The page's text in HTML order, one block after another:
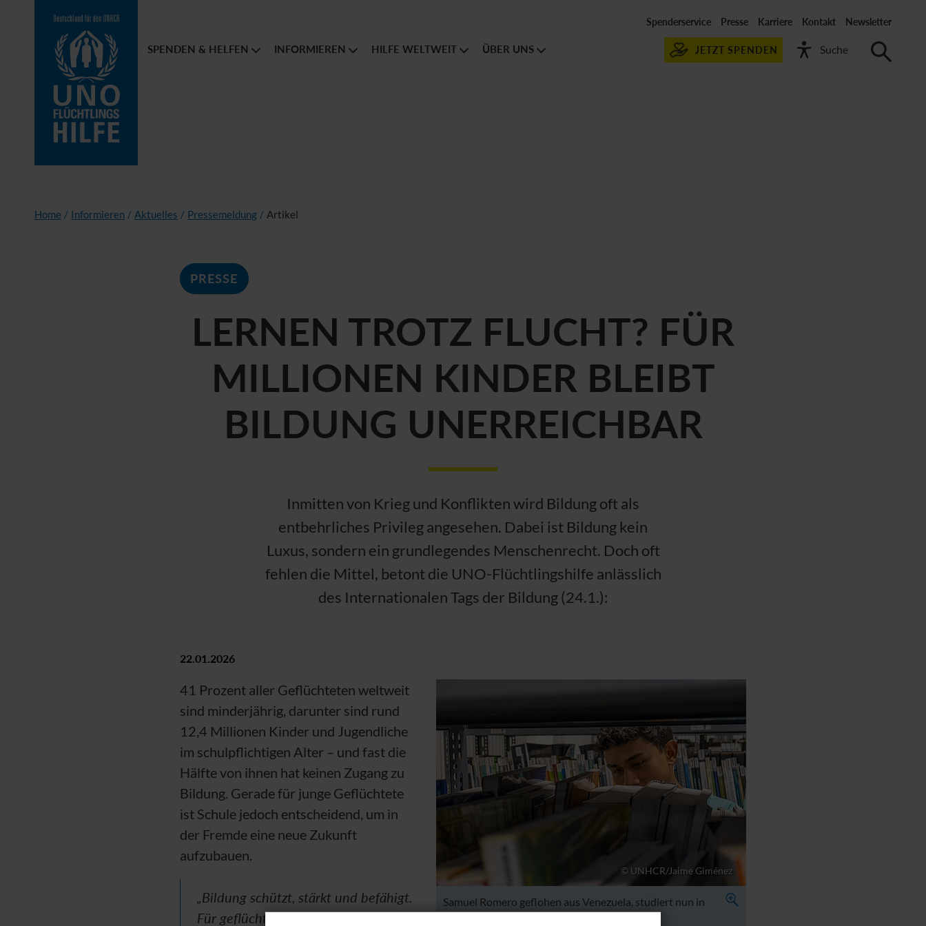
Spenderservice Presse Karriere Kontakt Newsletter
JETZT SPENDEN
SPENDEN & HELFEN INFORMIEREN HILFE WELTWEIT ÜBER UNS
Home / Informieren / Aktuelles / Pressemeldung / Artikel
PRESSE
LERNEN TROTZ FLUCHT? FÜR
MILLIONEN KINDER BLEIBT
BILDUNG UNERREICHBAR
Inmitten von Krieg und Konflikten wird Bildung oft als
entbehrliches Privileg angesehen. Dabei ist Bildung kein
Luxus, sondern ein grundlegendes Menschenrecht. Doch oft
fehlen die Mittel, betont die UNO-Flüchtlingshilfe anlässlich
des Internationalen Tags der Bildung (24.1.):
22.01.2026
© UNHCR/Jaime Giménez
Samuel Romero geflohen aus Venezuela, studiert nun in
41 Prozent aller Geflüchteten weltweit
sind minderjährig, darunter sind rund
12,4 Millionen Kinder und Jugendliche
im schulpflichtigen Alter – und fast die
Hälfte von ihnen hat keinen Zugang zu
Bildung. Gerade für junge Geflüchtete
ist Schule jedoch entscheidend, um in
der Fremde eine neue Zukunft
aufzubauen.
„Bildung schützt, stärkt und befähigt.
Für geflüchtete Menschen ist Bildung